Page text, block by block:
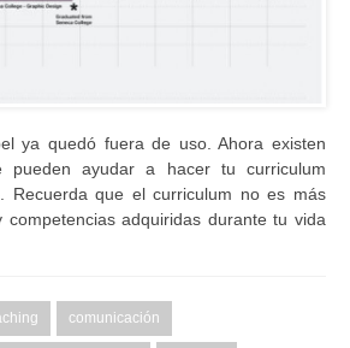
ya quedó fuera de uso. Ahora existen
pueden ayudar a hacer tu curriculum
Recuerda que el curriculum no es más
adquiridas durante tu vida
comunicación